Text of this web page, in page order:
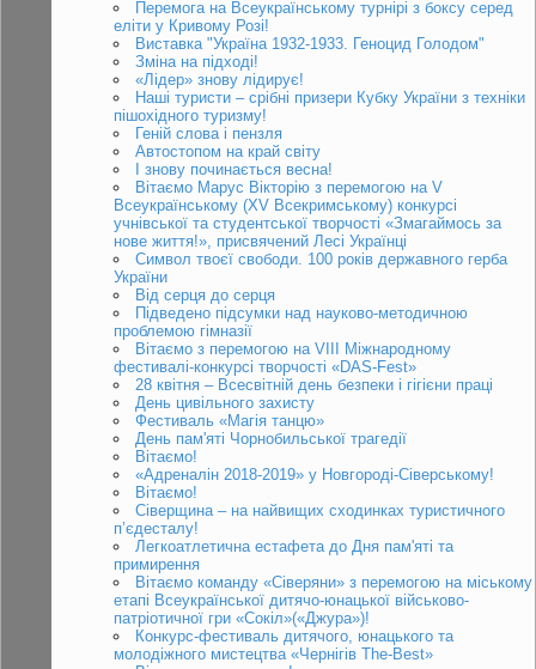
Перемога на Всеукраїнському турнірі з боксу серед
еліти у Кривому Розі!
Виставка "Україна 1932-1933. Геноцид Голодом"
Зміна на підході!
«Лідер» знову лідирує!
Наші туристи – срібні призери Кубку України з техніки
пішохідного туризму!
Геній слова і пензля
Автостопом на край світу
І знову починається весна!
Вітаємо Марус Вікторію з перемогою на V
Всеукраїнському (XV Всекримському) конкурсі
учнівської та студентської творчості «Змагаймось за
нове життя!», присвячений Лесі Українці
Символ твоєї свободи. 100 років державного герба
України
Від серця до серця
Підведено підсумки над науково-методичною
проблемою гімназії
Вітаємо з перемогою на VІІІ Міжнародному
фестивалі-конкурсі творчості «DAS-Fest»
28 квітня – Всесвітній день безпеки і гігієни праці
День цивільного захисту
Фестиваль «Магія танцю»
День пам'яті Чорнобильської трагедії
Вітаємо!
«Адреналін 2018-2019» у Новгороді-Сіверському!
Вітаємо!
Сіверщина – на найвищих сходинках туристичного
п’єдесталу!
Легкоатлетична естафета до Дня пам'яті та
примирення
Вітаємо команду «Сіверяни» з перемогою на міському
етапі Всеукраїнської дитячо-юнацької військово-
патріотичної гри «Сокіл»(«Джура»)!
Конкурс-фестиваль дитячого, юнацького та
молодіжного мистецтва «Чернігів The-Best»